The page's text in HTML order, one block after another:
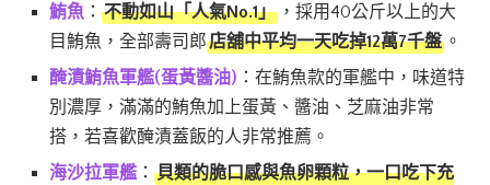
鮪魚 ： 不動如山「人氣No.1」 ，採用40公斤以上的大
目鮪魚，全部壽司郎店舖中平均一天吃掉12萬7千盤 。
醃漬鮪魚軍艦(蛋黃醬油) ：在鮪魚款的軍艦中，味道特
別濃厚，滿滿的鮪魚加上蛋黃、醬油、芝麻油非常
搭，若喜歡醃漬蓋飯的人非常推薦。
海沙拉軍艦 ： 貝類的脆口感與魚卵顆粒，一口吃下充